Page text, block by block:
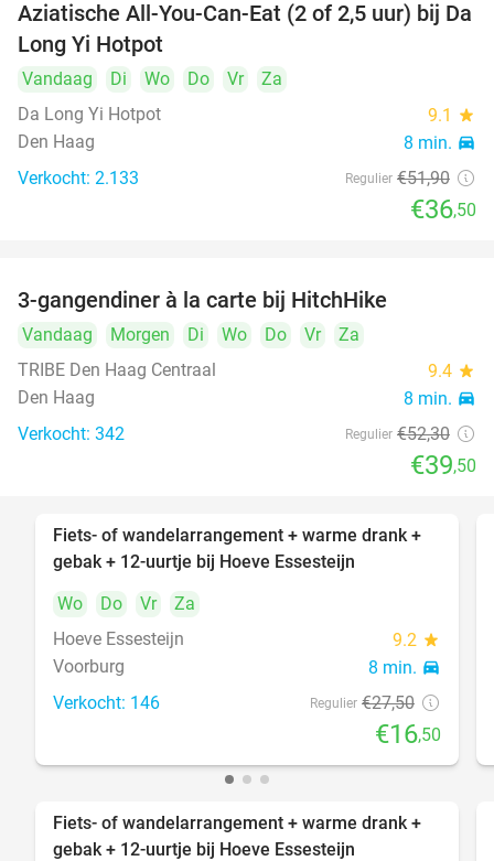
30%
Aziatische All-You-Can-Eat (2 of 2,5 uur) bij Da
Long Yi Hotpot
Vandaag Di Wo Do Vr
Za
Da Long Yi Hotpot
9.1 star
Den Haag 8 min. directions_car
Verkocht: 2.133 Regulier €51,90
€36,50
3-gangendiner à la carte bij HitchHike
Vandaag Morgen Di Wo Do Vr
Za
TRIBE Den Haag Centraal
9.4 star
Den Haag 8 min. directions_car
Verkocht: 342 Regulier €52,30
€39,50
40%
Fiets- of wandelarrangement + warme drank +
gebak + 12-uurtje bij Hoeve Essesteijn
Wo
Do Vr
Za
Hoeve Essesteijn
9.2 star
Voorburg 8 min. directions_car
Verkocht: 146 Regulier €27,50
€16,50
40%
Fiets- of wandelarrangement + warme drank +
gebak + 12-uurtje bij Hoeve Essesteijn